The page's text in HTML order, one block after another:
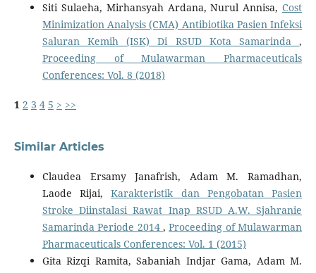
Siti Sulaeha, Mirhansyah Ardana, Nurul Annisa,Cost
Minimization Analysis (CMA) Antibiotika Pasien Infeksi
Saluran Kemih (ISK) Di RSUD Kota Samarinda,
Proceeding of Mulawarman Pharmaceuticals
Conferences: Vol. 8 (2018)
1 2 3 4 5 > >>
Similar Articles
Claudea Ersamy Janafrish, Adam M. Ramadhan,
Laode Rijai,Karakteristik dan Pengobatan Pasien
Stroke Diinstalasi Rawat Inap RSUD A.W. Sjahranie
Samarinda Periode 2014 ,Proceeding of Mulawarman
Pharmaceuticals Conferences: Vol. 1 (2015)
Gita Rizqi Ramita, Sabaniah Indjar Gama, Adam M.